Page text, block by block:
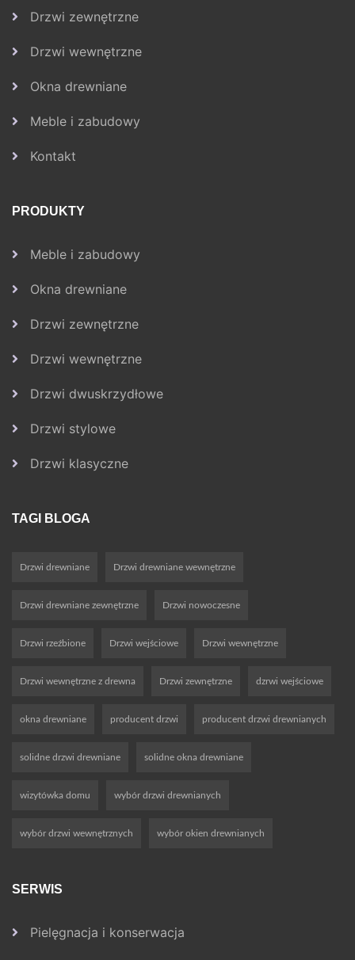
Drzwi zewnętrzne
Drzwi wewnętrzne
Okna drewniane
Meble i zabudowy
Kontakt
PRODUKTY
Meble i zabudowy
Okna drewniane
Drzwi zewnętrzne
Drzwi wewnętrzne
Drzwi dwuskrzydłowe
Drzwi stylowe
Drzwi klasyczne
TAGI BLOGA
Drzwi drewniane Drzwi drewniane wewnętrzne
Drzwi drewniane zewnętrzne Drzwi nowoczesne
Drzwi rzeźbione Drzwi wejściowe Drzwi wewnętrzne
Drzwi wewnętrzne z drewna Drzwi zewnętrzne dzrwi wejściowe
okna drewniane producent drzwi producent drzwi drewnianych
solidne drzwi drewniane solidne okna drewniane
wizytówka domu wybór drzwi drewnianych
wybór drzwi wewnętrznych wybór okien drewnianych
SERWIS
Pielęgnacja i konserwacja